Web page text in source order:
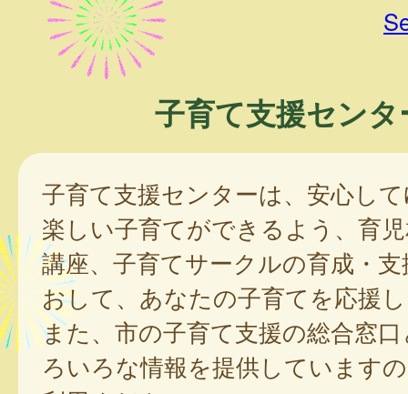
子育て支援センタ
子育て支援センターは、安心し
楽しい子育てができるよう、育
講座、子育てサークルの育成・
おして、あなたの子育てを応援
また、市の子育て支援の総合窓
ろいろな情報を提供しています